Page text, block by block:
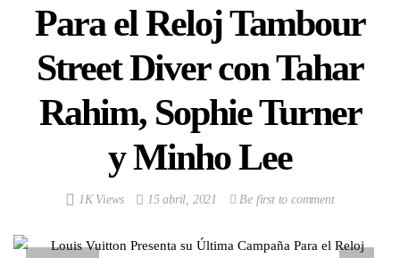
Para el Reloj Tambour
Street Diver con Tahar
Rahim, Sophie Turner
y Minho Lee
1K Views 15 abril, 2021 Be first to comment